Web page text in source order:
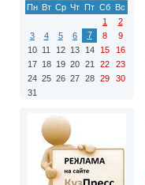
Пн Вт Ср Чт Пт Сб Вс
1
2
3
4 5 6 7 8
9
10 11 12 13 14 15
16
17 18 19 20 21 22
23
24 25 26 27 28 29
30
31